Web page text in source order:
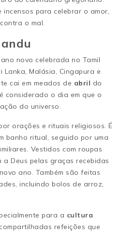
incensos para celebrar o amor,
o mal.
novo celebrada no Tamil
Malásia, Cingapura e
cai em meados de abril do
considerado o dia em que o
do universo.
orações e rituais religiosos. É
banho ritual, seguido por uma
Vestidos com roupas
Deus pelas graças recebidas
ano. Também são feitas
incluindo bolos de arroz,
para a cultura
refeições que